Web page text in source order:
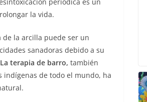
la vida.
la arcilla puede ser un
sanadoras debido a su
La terapia de barro, también
de todo el mundo, ha